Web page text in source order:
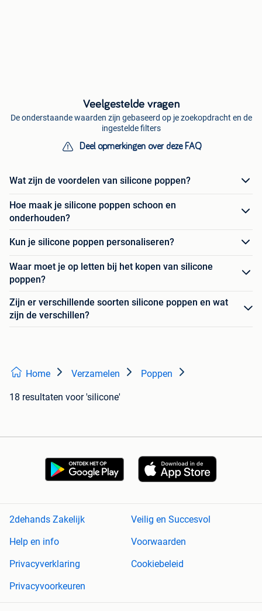
Veelgestelde vragen
De onderstaande waarden zijn gebaseerd op je zoekopdracht en de
ingestelde filters
Deel opmerkingen over deze FAQ
Wat zijn de voordelen van silicone poppen?
Hoe maak je silicone poppen schoon en
onderhouden?
Kun je silicone poppen personaliseren?
Waar moet je op letten bij het kopen van silicone
poppen?
Zijn er verschillende soorten silicone poppen en wat
zijn de verschillen?
Home Verzamelen Poppen
18 resultaten voor 'silicone'
2dehands Zakelijk
Veilig en Succesvol
Help en info
Voorwaarden
Privacyverklaring
Cookiebeleid
Privacyvoorkeuren